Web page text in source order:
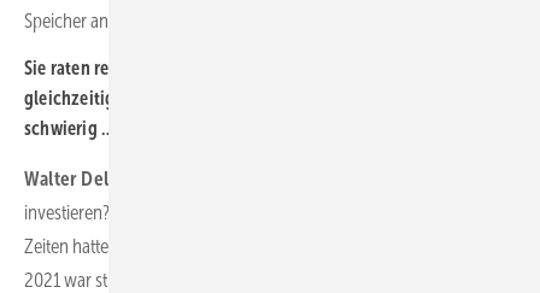
Speicher an ihre Windparks anschließen, um unabhängiger zu sein.
Sie raten regelmäßig dazu, Rücklagen zu bilden. Aber
gleichzeitig zu investieren und Rücklagen zu bilden ist
schwierig …
Walter Delabar:
investieren? In der Krise? Vor der Krise? Dass wir jetzt windschwache
Zeiten hatten, konnte man so nicht voraussagen. Das dritte Quartal
2021 war strapaziös: Alle haben geklagt, dass sie Wind brauchen